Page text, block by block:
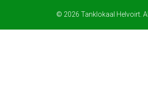
© 2026 Tanklokaal Helvoirt.